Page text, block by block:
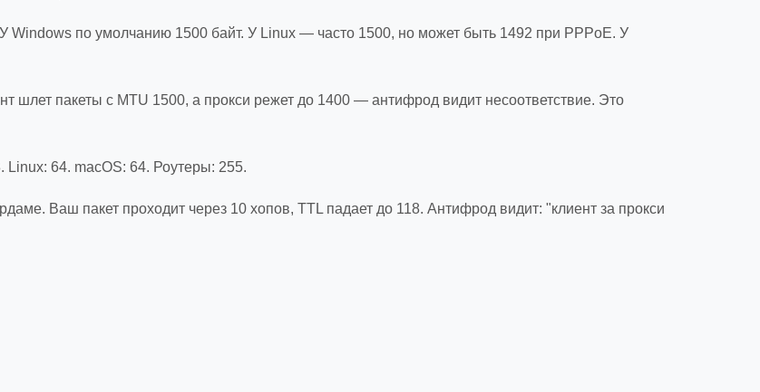
Windows по умолчанию 1500 байт. У Linux — часто 1500, но может быть 1492 при PPPoE. У
шлет пакеты с MTU 1500, а прокси режет до 1400 — антифрод видит несоответствие. Это
64. macOS: 64. Роутеры: 255.
Ваш пакет проходит через 10 хопов, TTL падает до 118. Антифрод видит: "клиент за прокси